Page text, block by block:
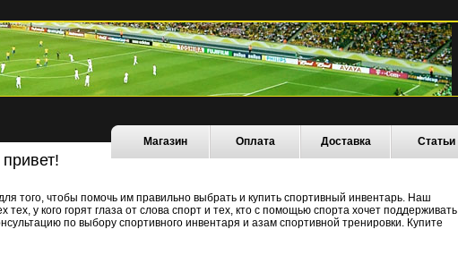
Магазин Оплата Доставка Статьи
чтобы помочь им правильно выбрать и купить спортивный инвентарь. Наш
у кого горят глаза от слова спорт и тех, кто с помощью спорта хочет поддерживать
по выбору спортивного инвентаря и азам спортивной тренировки. Купите